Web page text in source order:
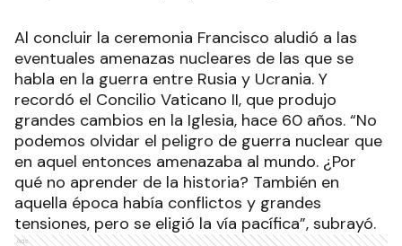
Al concluir la ceremonia Francisco aludió a las
eventuales amenazas nucleares de las que se
habla en la guerra entre Rusia y Ucrania. Y
recordó el Concilio Vaticano II, que produjo
grandes cambios en la Iglesia, hace 60 años. “No
podemos olvidar el peligro de guerra nuclear que
en aquel entonces amenazaba al mundo. ¿Por
qué no aprender de la historia? También en
aquella época había conflictos y grandes
tensiones, pero se eligió la vía pacífica”, subrayó.
Ads